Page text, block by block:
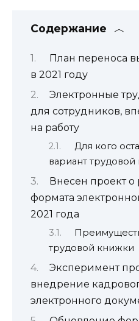
Содержание
План переноса
в 2021 году
Электронные
для сотрудников,
на работу
Для кого
вариант трудовой
Внесен проект
формата
2021 года
трудовой книжки
Эксперимент
внедрение
электронного